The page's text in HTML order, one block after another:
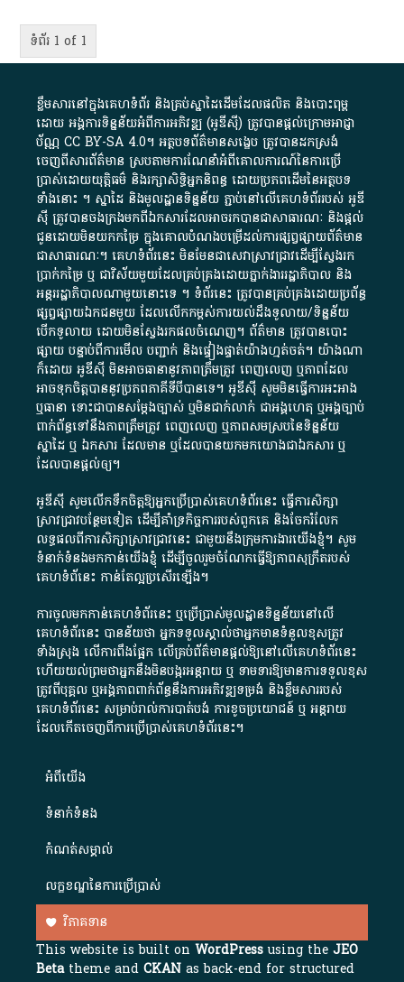
ទំព័រ 1 of 1
ខ្លឹមសារ​នៅ​ក្នុង​គេហទំព័រ និង​គ្រប់​ស្នា​ដៃ​ដើម​ដែល​ផលិត​ និង​បោះពុម្ព​
ដោយ​ អង្គការ​ទិន្នន័យ​អំពី​ការអភិវឌ្ឍ​​ (អូ​ឌី​ស៊ី)​ ត្រូវ​បាន​ផ្តល់​ក្រោម​អាជ្ញា
ប័ណ្ណ​CC BY-SA 4.0។​ អត្ថបទ​ព័ត៌មាន​សង្ខេប​ ត្រូវ​បាន​ដកស្រង់​
ចេញពី​សារព័ត៌មាន ស្របតាមការ​ណែនាំ​អំពី​គោលការណ៍​នៃ​ការ​ប្រើ
ប្រាស់​ដោយ​យុត្តិធម៌​ និង​រក្សាសិទ្ធិអ្នកនិពន្ធ ដោយ​ប្រភពដើម​នៃ​​អត្ថបទ
ទាំង​នោះ​ ។​ ស្នាដៃ​ និង​មូលដ្ឋាន​ទិន្នន័យ ​ភ្ជាប់​នៅ​លើ​គេហទំព័រ​របស់​ អូ​ឌី​
ស៊ី​ ត្រូវ​បាន​ចងក្រង​មក​ពី​ឯកសារ​ដែល​អាច​រក​បានជា​សាធារណៈ​ និង​ផ្តល់​
ជូន​ដោយ​មិន​យក​កម្រៃ​ ក្នុង​គោលបំណង​បម្រើ​ដល់ការ​ផ្សព្វផ្សាយ​ព័ត៌មាន​
ជា​សាធារណៈ​។​ គេហទំព័រ​នេះ​ មិនមែន​ជា​សេវា​ស្រាវជ្រាវ​ដើម្បី​ស្វែងរក
ប្រាក់​កម្រៃ​ ឬ​ ជា​វិស័យ​មួយ​ដែល​គ្រប់គ្រង​ដោយ​ភ្នាក់ងារ​រដ្ឋាភិបាល​ និង ​
អន្តររដ្ឋាភិបាល​ណាមួយ​នោះ​ទេ ​។​ ទំព័រ​នេះ​ ត្រូវ​បាន​គ្រប់គ្រង​ដោយ​ប្រព័ន្ធ​
ផ្សព្វផ្សាយ​ឯកជន​មួយ​ ដែល​លើកកម្ពស់​ការ​យល់​ដឹង​ទូលាយ​/​ទិន្នន័យ​
បើក​ទូលាយ​ ដោយ​មិនស្វែង​រក​ផល​ចំណេញ​។​ ព័ត៌មាន​ ត្រូវ​បាន​បោះ
ផ្សាយ​ បន្ទាប់​ពី​ការ​មើល​ បញ្ជាក់​ និង​ផ្ទៀងផ្ទាត់​យ៉ាង​ហ្មត់ចត់​។​ យ៉ាងណា​
ក៏​ដោយ​ អូ​ឌី​ស៊ី​ មិន​អាច​ធានា​នូវ​ភាព​ត្រឹមត្រូវ​ ពេញលេញ​ ឬ​ភាព​ដែល​
អាច​ទុកចិត្ត​បាននូវ​ប្រភព​ភាគី​ទី​បី​បាន​ទេ​។​ អូ​ឌី​ស៊ី​ សូម​មិន​ធ្វើការ​អះអាង​
ឬ​ធានា​ ទោះជា​បាន​សម្តែង​ច្បាស់​ ឬ​មិន​ជាក់លាក់​ ជា​អង្គហេតុ​ ឬ​អង្គច្បាប់​
ពាក់ព័ន្ធ​ទៅ​នឹង​ភាព​ត្រឹមត្រូវ​ ពេញលេញ​ ឬ​ភាព​សម​ស្រប​នៃ​ទិន្នន័យ​
ស្នាដៃ​ ឬ​ ឯកសារ​ ដែល​មាន​ ឬ​ដែល​បាន​យក​មក​យោង​ជា​ឯកសារ​ ឬ​
ដែល​បាន​ផ្តល់​ឲ្យ​។
អូឌីស៊ី សូមលើកទឹកចិត្តឱ្យអ្នកប្រើប្រាស់គេហទំព័រនេះ ធ្វើការសិក្សា
ស្រាវជ្រាវបន្ថែមទៀត ដើម្បីគាំទ្រកិច្ចការ​របស់ពួកគេ និងចែករំលែក
លទ្ធផលពីការសិក្សាស្រាវជ្រាវនេះ ជាមួយនឹងក្រុមការងារយើងខ្ញុំ។ សូម
ទំនាក់ទំនងមកកាន់យើងខ្ញុំ ដើម្បីចូលរួមចំណែកធ្វើឱ្យភាពសុក្រឹតរបស់
គេហទំព័នេះ កាន់តែល្អប្រសើរឡើង។
ការចូលមកកាន់គេហទំព័រនេះ ឬប្រើប្រាស់មូលដ្ឋានទិន្នន័យនៅលើ
គេហទំព័រនេះ បានន័យថា អ្នកទទួលស្គាល់ថាអ្នកមានទំនួលខុសត្រូវ
ទាំងស្រុង លើការពឹងផ្អែក លើគ្រប់ព័ត៌មានផ្តល់ឱ្យនៅលើគេហទំព័រនេះ
ហើយយល់ព្រមថាអ្នកនឹងមិនបង្ករអន្តរាយ ឬ ទាមទារ​ឱ្យមានការទទួលខុស​
ត្រូវពីបុគ្គល ឬអង្គភាពពាក់ព័ន្ធនឹងការអភិវឌ្ឍទម្រង់ និងខ្លឹមសាររបស់
គេហទំព័រនេះ សម្រាប់រាល់ការបាត់បង់ ការខូចប្រយោជន៍ ឬ អន្តរាយ
ដែលកើតចេញពីការប្រើប្រាស់គេហទំព័រនេះ។
អំពី​យើង​
ទំនាក់ទំនង
កំណត់សម្គាល់
លក្ខខណ្ឌនៃការប្រើប្រាស់
វិភាគទាន
This website is built onWordPressusing theJEO
Betatheme andCKAN as back-end for structured